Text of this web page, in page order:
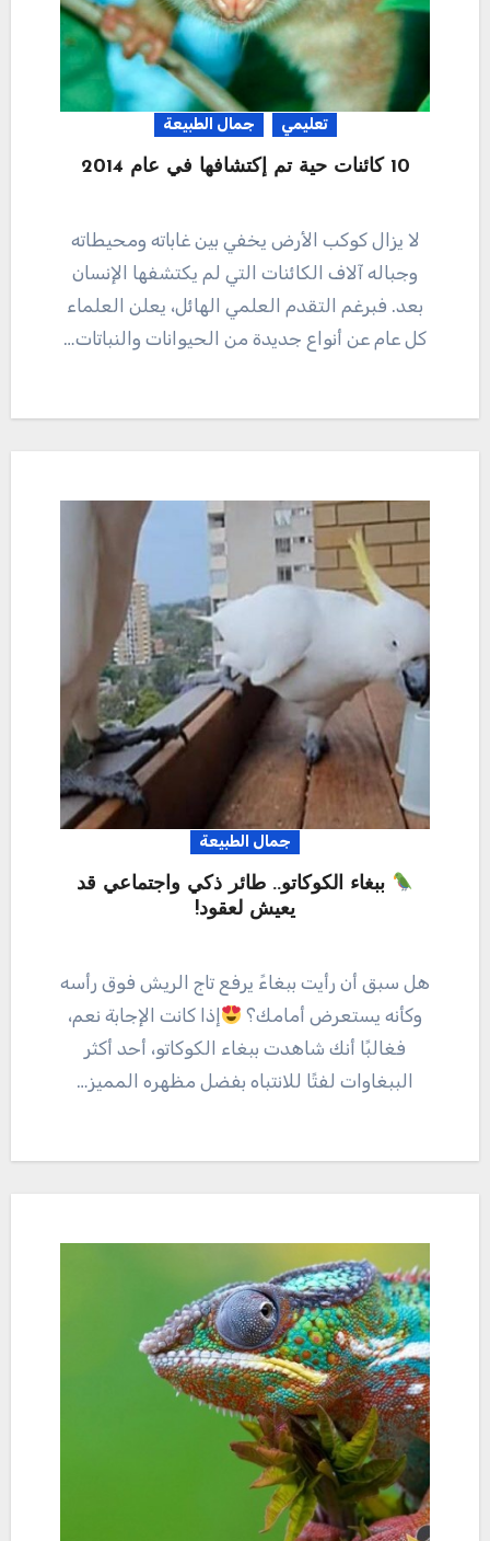
تعليمي جمال الطبيعة
10 كائنات حية تم إكتشافها في عام 2014
لا يزال كوكب الأرض يخفي بين غاباته ومحيطاته
وجباله آلاف الكائنات التي لم يكتشفها الإنسان
بعد. فبرغم التقدم العلمي الهائل، يعلن العلماء
كل عام عن أنواع جديدة من الحيوانات والنباتات…
جمال الطبيعة
ببغاء الكوكاتو.. طائر ذكي واجتماعي قد
يعيش لعقود!
هل سبق أن رأيت ببغاءً يرفع تاج الريش فوق رأسه
وكأنه يستعرض أمامك؟
إذا كانت الإجابة نعم،
فغالبًا أنك شاهدت ببغاء الكوكاتو، أحد أكثر
الببغاوات لفتًا للانتباه بفضل مظهره المميز…